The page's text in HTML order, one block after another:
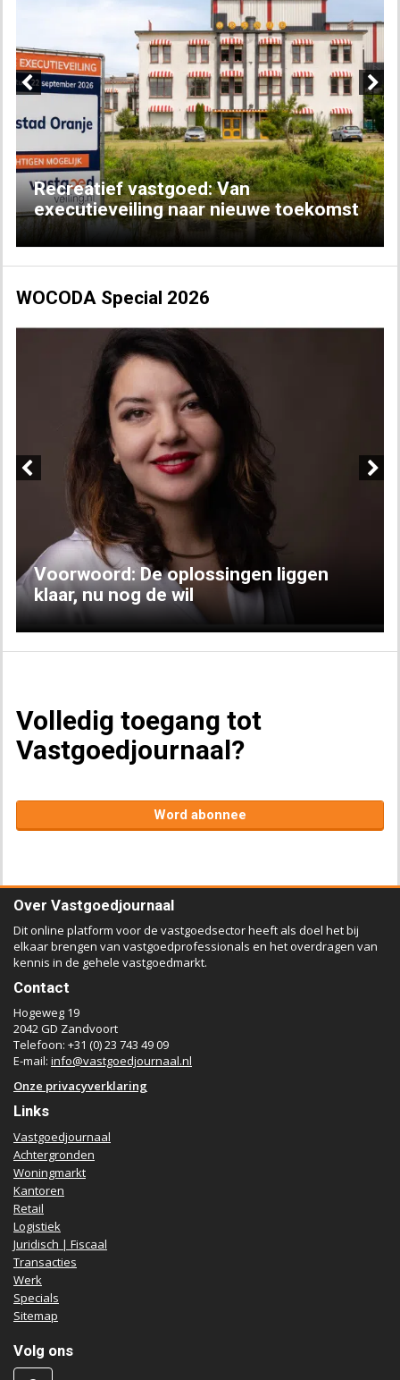
Recreatief vastgoed: Van
executieveiling naar nieuwe toekomst
Next
WOCODA Special 2026
Voorwoord: De oplossingen liggen
klaar, nu nog de wil
Volledig toegang tot
Vastgoedjournaal?
Word abonnee
Over Vastgoedjournaal
Dit online platform voor de vastgoedsector heeft als doel het bij
elkaar brengen van vastgoedprofessionals en het overdragen van
kennis in de gehele vastgoedmarkt.
Contact
Hogeweg 19
2042 GD Zandvoort
Telefoon: +31 (0) 23 743 49 09
E-mail: info@vastgoedjournaal.nl
Onze privacyverklaring
Links
Vastgoedjournaal
Achtergronden
Woningmarkt
Kantoren
Retail
Logistiek
Juridisch | Fiscaal
Transacties
Werk
Specials
Sitemap
Volg ons